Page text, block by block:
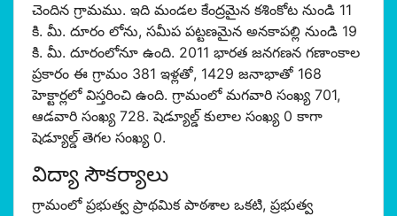
చెందిన గ్రామము. ఇది మండల కేంద్రమైన కశింకోట నుండి 11
కి. మీ. దూరం లోను, సమీప పట్టణమైన అనకాపల్లి నుండి 19
కి. మీ. దూరంలోనూ ఉంది. 2011 భారత జనగణన గణాంకాల
ప్రకారం ఈ గ్రామం 381 ఇళ్లతో, 1429 జనాభాతో 168
హెక్టార్లలో విస్తరించి ఉంది. గ్రామంలో మగవారి సంఖ్య 701,
ఆడవారి సంఖ్య 728. షెడ్యూల్డ్ కులాల సంఖ్య 0 కాగా
షెడ్యూల్డ్ తెగల సంఖ్య 0.
విద్యా సౌకర్యాలు
గ్రామంలో ప్రభుత్వ ప్రాథమిక పాఠశాల ఒకటి, ప్రభుత్వ